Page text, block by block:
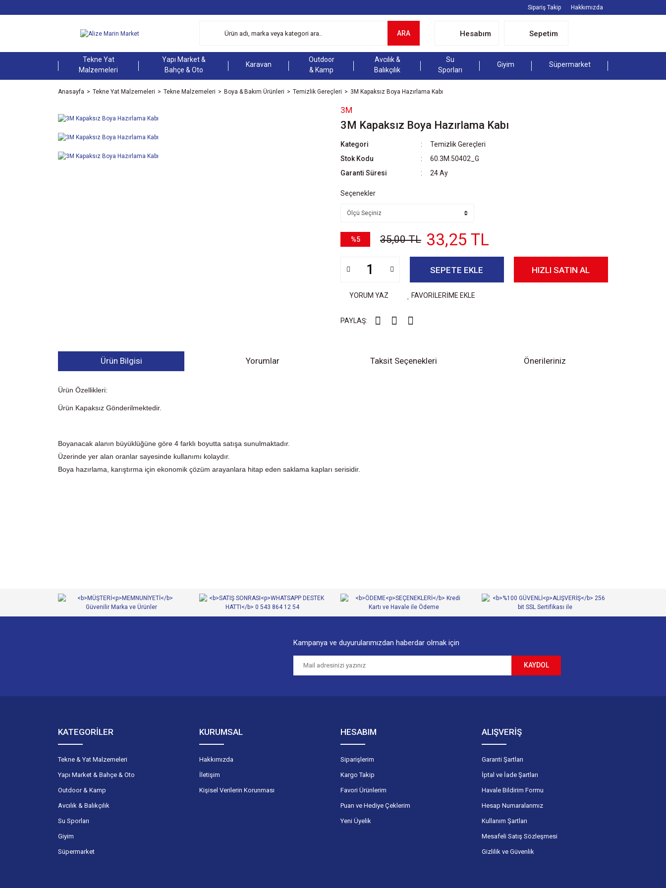
Sipariş Takip Hakkımızda
ARA Hesabım Sepetim
Tekne Yat
Malzemeleri
Yapı Market &
Bahçe & Oto
Karavan
Outdoor
& Kamp
Avcılık &
Balıkçılık
Su
Sporları
Giyim Süpermarket
Anasayfa Tekne Yat Malzemeleri Tekne Malzemeleri Boya & Bakım Ürünleri Temizlik Gereçleri 3M Kapaksız Boya Hazırlama Kabı
3M
3M Kapaksız Boya Hazırlama Kabı
Kategori
Temizlik Gereçleri
Stok Kodu
60.3M.50402_G
Garanti Süresi
24 Ay
Seçenekler
%5 35,00 TL 33,25 TL
SEPETE EKLE HIZLI SATIN AL
YORUM YAZ FAVORİLERİME EKLE
PAYLAŞ:
Ürün Bilgisi Yorumlar Taksit Seçenekleri Önerileriniz
Ürün Özellikleri:
Ürün Kapaksız Gönderilmektedir.
Boyanacak alanın büyüklüğüne göre 4 farklı boyutta satışa sunulmaktadır.
Üzerinde yer alan oranlar sayesinde kullanımı kolaydır.
Boya hazırlama, karıştırma için ekonomik çözüm arayanlara hitap eden saklama kapları serisidir.
Ürün fiyatı diğer sitelerden daha pahalı.
Bu ürüne benzer farklı alternatifler olmalı.
Kampanya ve duyurularımızdan haberdar olmak için
KAYDOL
KATEGORİLER
Tekne & Yat Malzemeleri
Yapı Market & Bahçe & Oto
Outdoor & Kamp
Avcılık & Balıkçılık
Su Sporları
Giyim
Süpermarket
KURUMSAL
Hakkımızda
İletişim
Kişisel Verilerin Korunması
HESABIM
Siparişlerim
Kargo Takip
Favori Ürünlerim
Puan ve Hediye Çeklerim
Yeni Üyelik
ALIŞVERİŞ
Garanti Şartları
İptal ve İade Şartları
Havale Bildirim Formu
Hesap Numaralarımız
Kullanım Şartları
Mesafeli Satış Sözleşmesi
Gizlilik ve Güvenlik